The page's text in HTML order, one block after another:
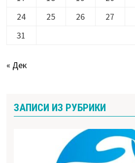
24
25 26 27
31
« Дек
ЗАПИСИ ИЗ РУБРИКИ